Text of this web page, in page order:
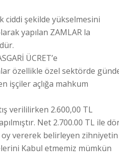
ciddi şekilde yükselmesini
yapılan ZAMLAR la
ÜCRET’e
özellikle özel sektörde
işçiler açlığa mahkum
verililirken 2.600,00 TL
Net 2.700.00 TL ile
vererek belirleyen zihniyetin
Kabul etmemiz mümkün